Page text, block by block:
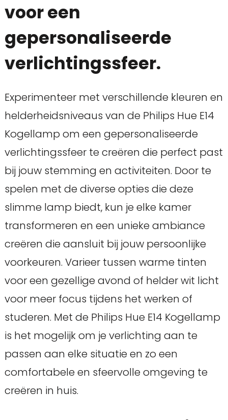
voor een
gepersonaliseerde
verlichtingssfeer.
Experimenteer met verschillende kleuren en
helderheidsniveaus van de Philips Hue E14
Kogellamp om een gepersonaliseerde
verlichtingssfeer te creëren die perfect past
bij jouw stemming en activiteiten. Door te
spelen met de diverse opties die deze
slimme lamp biedt, kun je elke kamer
transformeren en een unieke ambiance
creëren die aansluit bij jouw persoonlijke
voorkeuren. Varieer tussen warme tinten
voor een gezellige avond of helder wit licht
voor meer focus tijdens het werken of
studeren. Met de Philips Hue E14 Kogellamp
is het mogelijk om je verlichting aan te
passen aan elke situatie en zo een
comfortabele en sfeervolle omgeving te
creëren in huis.